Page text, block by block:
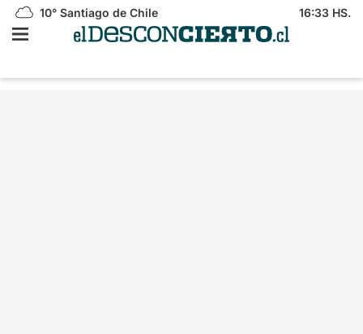
10° Santiago de Chile 16:33 HS.